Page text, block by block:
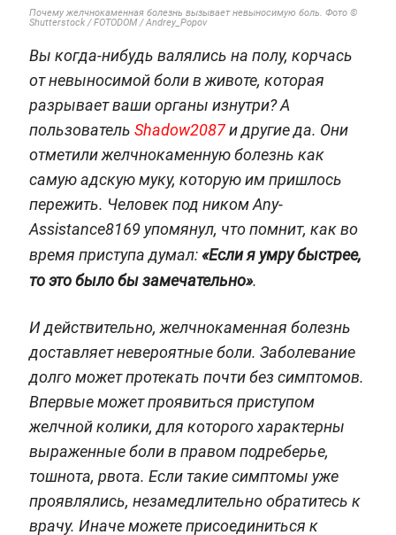
Почему желчнокаменная болезнь вызывает невыносимую боль. Фото ©
Shutterstock / FOTODOM / Andrey_Popov
Вы когда-нибудь валялись на полу, корчась
от невыносимой боли в животе, которая
разрывает ваши органы изнутри? А
пользователь Shadow2087и другие да. Они
отметили желчнокаменную болезнь как
самую адскую муку, которую им пришлось
пережить. Человек под ником Any-
Assistance8169 упомянул, что помнит, как во
время приступа думал:«Если я умру быстрее,
то это было бы замечательно».
И действительно, желчнокаменная болезнь
доставляет невероятные боли. Заболевание
долго может протекать почти без симптомов.
Впервые может проявиться приступом
желчной колики, для которого характерны
выраженные боли в правом подреберье,
тошнота, рвота. Если такие симптомы уже
проявлялись, незамедлительно обратитесь к
врачу. Иначе можете присоединиться к